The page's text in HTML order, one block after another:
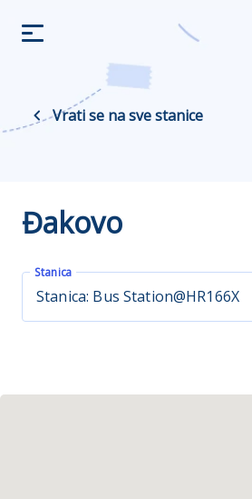
Vrati se na sve stanice
Đakovo
Stanica
Stanica: Bus Station@HR166X